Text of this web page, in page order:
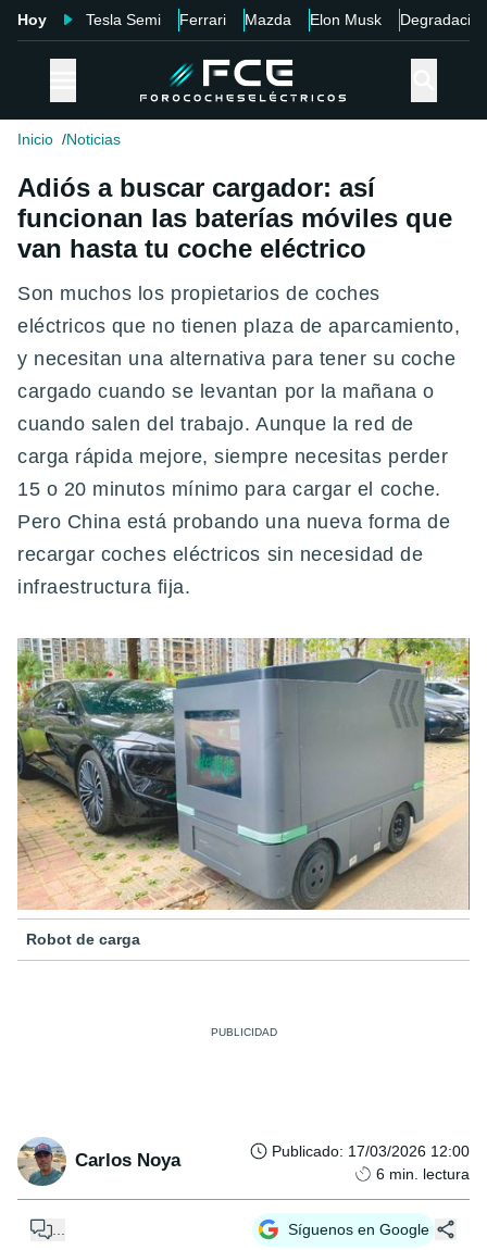
Hoy Tesla Semi Ferrari Mazda Elon Musk Degradación
Inicio Noticias
Adiós a buscar cargador: así
funcionan las baterías móviles que
van hasta tu coche eléctrico
Son muchos los propietarios de coches
eléctricos que no tienen plaza de aparcamiento,
y necesitan una alternativa para tener su coche
cargado cuando se levantan por la mañana o
cuando salen del trabajo. Aunque la red de
carga rápida mejore, siempre necesitas perder
15 o 20 minutos mínimo para cargar el coche.
Pero China está probando una nueva forma de
recargar coches eléctricos sin necesidad de
infraestructura fija.
Robot de carga
Carlos Noya Publicado: 17/03/2026 12:00
6 min. lectura
Síguenos en Google